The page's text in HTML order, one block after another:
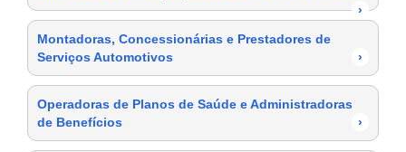
›
Montadoras, Concessionárias e Prestadores de
Serviços Automotivos
›
Operadoras de Planos de Saúde e Administradoras
de Benefícios
›